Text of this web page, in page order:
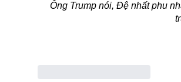
Ông Trump nói, Đệ nhất phu